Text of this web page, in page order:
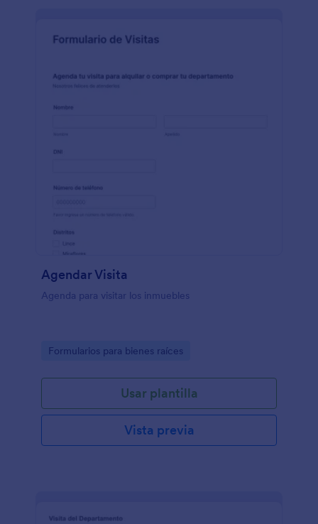
Agendar Visita
Agenda para visitar los inmuebles
Go to Category:
Formularios para bienes raíces
Usar plantilla
Vista previa